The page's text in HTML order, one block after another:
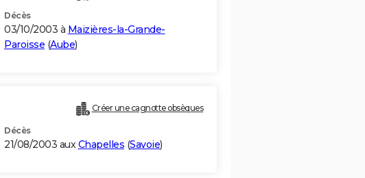
Décès
03/10/2003 à Maizières-la-Grande-
Paroisse (Aube)
Créer une cagnotte obsèques
Décès
21/08/2003 auxChapelles (Savoie)